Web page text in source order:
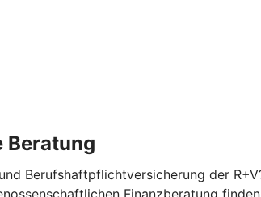
Beratung
Berufshaftpflichtversicherung der
Finanzberatung